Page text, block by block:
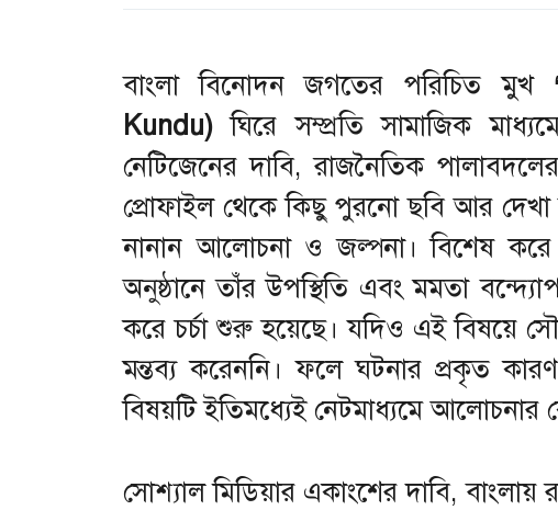
বাংলা বিনোদন জগতের পরিচিত মুখ
Kundu) ঘিরে সম্প্রতি সামাজিক
নেটিজেনের দাবি, রাজনৈতিক
প্রোফাইল থেকে কিছু পুরনো ছবি আর দেখা
নানান আলোচনা ও জল্পনা। বিশেষ করে
অনুষ্ঠানে তাঁর উপস্থিতি এবং মমতা
করে চর্চা শুরু হয়েছে। যদিও এই বিষয়ে
মন্তব্য করেননি। ফলে ঘটনার প্রকৃত
বিষয়টি ইতিমধ্যেই নেটমাধ্যমে আলোচনার
সোশ্যাল মিডিয়ার একাংশের দাবি, বাংলায়